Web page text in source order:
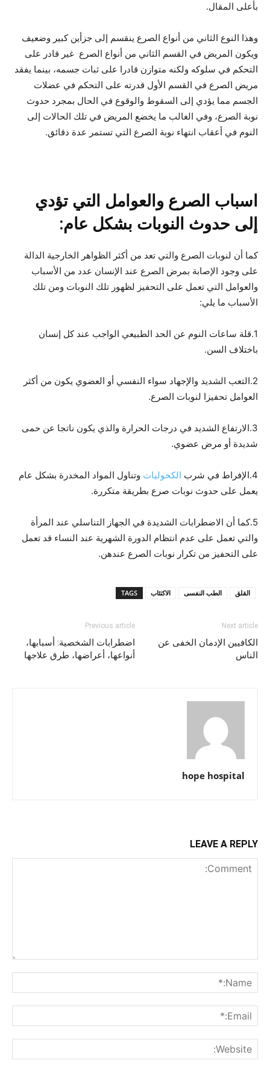
بأعلى المقال.
وهذا النوع الثاني من أنواع الصرع ينقسم إلى جزأين كبير وضعيف
ويكون المريض في القسم الثاني من أنواع الصرع غير قادر على
التحكم في سلوكه ولكنه متوازن قادرا على ثبات جسمه، بينما يفقد
مريض الصرع في القسم الأول قدرته على التحكم في عضلات
الجسم مما يؤدي إلى السقوط والوقوع في الحال بمجرد حدوث
نوبة الصرع، وفي الغالب ما يخضع المريض في تلك الحالات إلى
النوم في أعقاب انتهاء نوبة الصرع التي تستمر عدة دقائق.
اسباب الصرع والعوامل التي تؤدي
إلى حدوث النوبات بشكل عام:
كما أن لنوبات الصرع والتي تعد من أكثر الظواهر الخارجية الدالة
على وجود الإصابة بمرض الصرع عند الإنسان عدد من الأسباب
والعوامل التي تعمل على التحفيز لظهور تلك النوبات ومن تلك
الأسباب ما يلي:
1.قلة ساعات النوم عن الحد الطبيعي الواجب عند كل إنسان
باختلاف السن.
2.التعب الشديد والإجهاد سواء النفسي أو العضوي يكون من أكثر
العوامل تحفيزا لنوبات الصرع.
3.الارتفاع الشديد في درجات الحرارة والذي يكون ناتجا عن حمى
شديدة أو مرض عضوي.
4.الإفراط في شرب الكحوليات وتناول المواد المخدرة بشكل عام
يعمل على حدوث نوبات صرع بطريقة متكررة.
5.كما أن الاضطرابات الشديدة في الجهاز التناسلي عند المرأة
والتي تعمل على عدم انتظام الدورة الشهرية عند النساء قد تعمل
على التحفيز من تكرار نوبات الصرع عندهن.
TAGS الاكتئاب الطب النفسى القلق
Previous article
اضطرابات الشخصية: أسبابها،
أنواعها، أعراضها، طرق علاجها
Next article
الكافيين الإدمان الخفى عن
الناس
hope hospital
LEAVE A REPLY